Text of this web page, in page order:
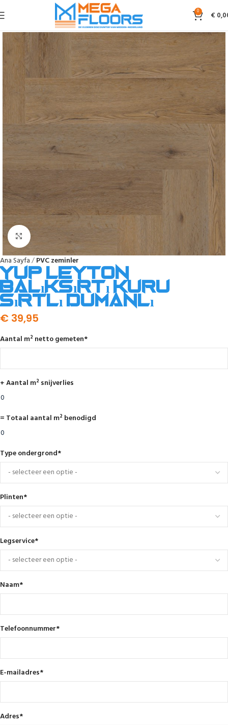
0 €
Ana Sayfa PVC zeminler
YUP Leyton
balıksırtı kuru
sırtlı dumanlı
€ 39,95
Aantal m² netto gemeten*
+ Aantal m² snijverlies
= Totaal aantal m² benodigd
Type ondergrond*
Plinten*
Legservice*
Naam*
Telefoonnummer*
E-mailadres*
Adres*
Click to enlarge